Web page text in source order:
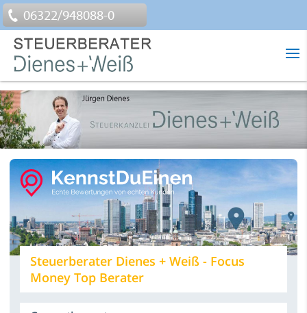
06322/948088-0
Steuerberater Dienes + Weiß - Focus
Money Top Berater